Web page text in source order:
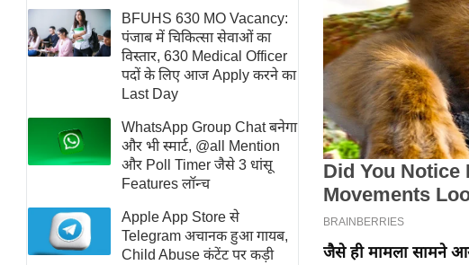
घरेलू नुस्खे
पर्यटन स्थल
फिटनेस मंत्रा
रिलेशनशिप
राजनीति
विश्लेषण
समसामयिक
मातृभूमि
स्तंभ
BFUHS 630 MO Vacancy:
पंजाब में चिकित्सा सेवाओं का
विस्तार, 630 Medical Officer
पदों के लिए आज Apply करने का
Last Day
WhatsApp Group Chat बनेगा
और भी स्मार्ट, @all Mention
और Poll Timer जैसे 3 धांसू
Features लॉन्च
Apple App Store से
Telegram अचानक हुआ गायब,
Child Abuse कंटेंट पर कड़ी
जैसे ही मामला सामने